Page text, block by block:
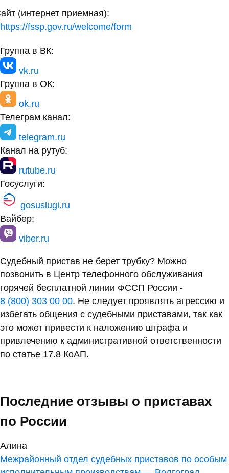
(интернет приемная):
https://fssp.gov.ru/welcome/form
Группа в ВК:
vk.ru
Группа в ОК:
ok.ru
Телеграм канал:
telegram.ru
Канал на рутуб:
rutube.ru
Госуслуги:
gosuslugi.ru
Вайбер:
viber.ru
Судебный пристав не берет трубку? Можно
позвонить в Центр телефонного обслуживания
горячей бесплатной линии ФССП России -
8 (800) 303 00 00. Не следует проявлять агрессию и
избегать общения с судебными приставами, так как
это может привести к наложению штрафа и
привлечению к административной ответственности
по статье 17.8 КоАП.
Последние отзывы о приставах
по России
Алина
Межрайонный отдел судебных приставов по особым